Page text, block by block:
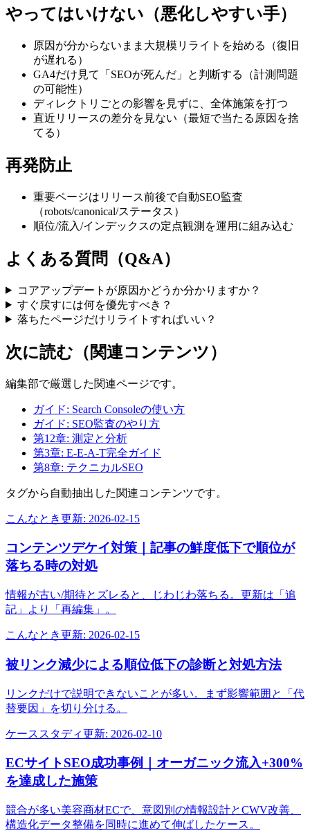
やってはいけない（悪化しやすい手）
原因が分からないまま大規模リライトを始める（復旧
が遅れる）
GA4だけ見て「SEOが死んだ」と判断する（計測問題
の可能性）
ディレクトリごとの影響を見ずに、全体施策を打つ
直近リリースの差分を見ない（最短で当たる原因を捨
てる）
再発防止
重要ページはリリース前後で自動SEO監査
（robots/canonical/ステータス）
順位/流入/インデックスの定点観測を運用に組み込む
よくある質問（Q&A）
コアアップデートが原因かどうか分かりますか？
すぐ戻すには何を優先すべき？
落ちたページだけリライトすればいい？
次に読む（関連コンテンツ）
編集部で厳選した関連ページです。
ガイド: Search Consoleの使い方
ガイド: SEO監査のやり方
第12章: 測定と分析
第3章: E-E-A-T完全ガイド
第8章: テクニカルSEO
タグから自動抽出した関連コンテンツです。
こんなとき更新: 2026-02-15
コンテンツデケイ対策｜記事の鮮度低下で順位が
落ちる時の対処
情報が古い/期待とズレると、じわじわ落ちる。更新は「追
記」より「再編集」。
こんなとき更新: 2026-02-15
被リンク減少による順位低下の診断と対処方法
リンクだけで説明できないことが多い。まず影響範囲と「代
替要因」を切り分ける。
ケーススタディ更新: 2026-02-10
ECサイトSEO成功事例｜オーガニック流入+300%
を達成した施策
競合が多い美容商材ECで、意図別の情報設計とCWV改善、
構造化データ整備を同時に進めて伸ばしたケース。